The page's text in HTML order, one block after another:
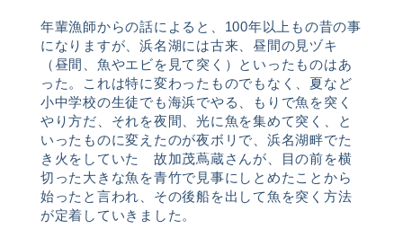
年輩漁師からの話によると、 100年以上もの昔の事
になりますが、浜名湖には古来、昼間の見ヅキ
（昼間、魚やエビを見て突く）といったものはあ
った。これは特に変わったものでもなく、夏など
小中学校の生徒でも海浜でやる、もりで魚を突く
やり方だ、それを夜間、光に魚を集めて突く、と
いったものに変えたのが夜ボリで、浜名湖畔でた
き火をしていた 故加茂蔦蔵さんが、目の前を横
切った大きな魚を青竹で見事にしとめたことから
始ったと言われ、その後船を出して魚を突く方法
が定着していきました。